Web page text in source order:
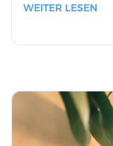
WEITER LESEN